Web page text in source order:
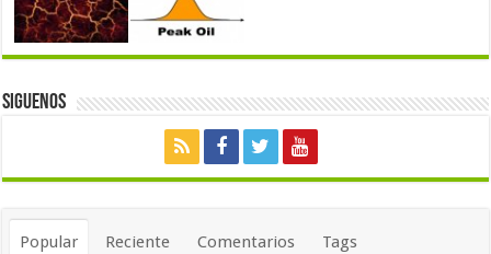
Siguenos
Popular Reciente Comentarios Tags